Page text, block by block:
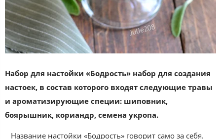
Набор для настойки «Бодрость» набор для создания
настоек, в состав которого входят следующие травы
и ароматизирующие специи: шиповник,
боярышник, кориандр, семена укропа.
Название настойки «Бодрость» говорит само за себя.